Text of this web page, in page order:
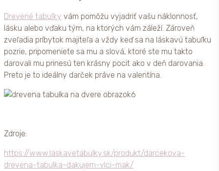
Drevené tabuľky vám pomôžu vyjadriť vašu náklonnosť,
lásku alebo vďaku tým, na ktorých vám záleží. Zároveň
zveľadia príbytok majiteľa a vždy keď sa na láskavú tabuľku
pozrie, pripomeniete sa mu a slová, ktoré ste mu takto
darovali mu prinesú ten krásny pocit ako v deň darovania.
Preto je to ideálny darček práve na valentína.
Zdroje:
https://www.laskavetabulky.sk/produkt/darcekova-
drevena-tabulka-dakujem-vlci-mak/